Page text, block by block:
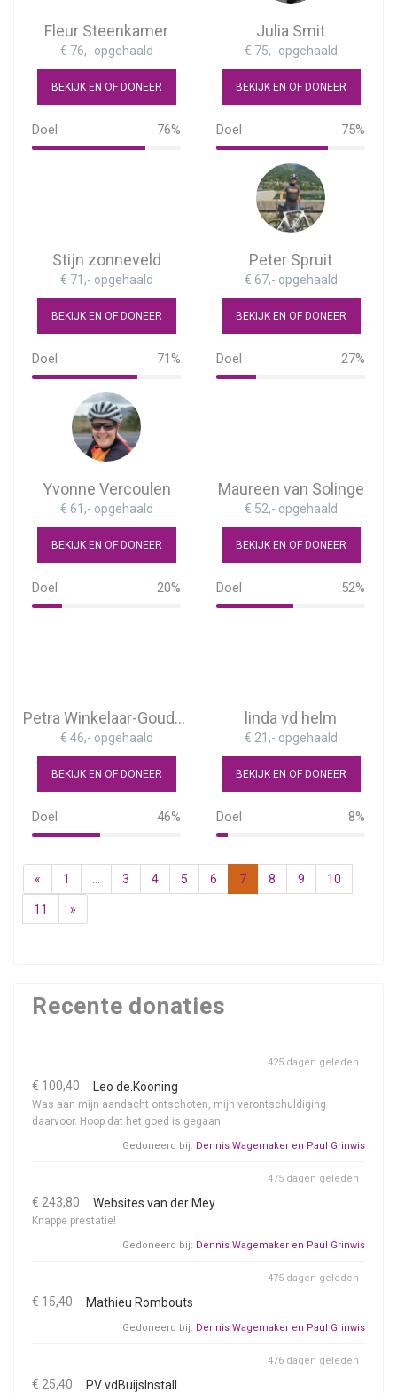
Fleur Steenkamer
€ 76,- opgehaald
BEKIJK EN OF DONEER
Doel 76%
76%
Julia Smit
€ 75,- opgehaald
BEKIJK EN OF DONEER
Doel 75%
75%
Stijn zonneveld
€ 71,- opgehaald
BEKIJK EN OF DONEER
Doel 71%
71%
Peter Spruit
€ 67,- opgehaald
BEKIJK EN OF DONEER
Doel 27%
27%
Yvonne Vercoulen
€ 61,- opgehaald
BEKIJK EN OF DONEER
Doel 20%
20%
Maureen van Solinge
€ 52,- opgehaald
BEKIJK EN OF DONEER
Doel 52%
52%
Petra Winkelaar-Goudswaard
€ 46,- opgehaald
BEKIJK EN OF DONEER
Doel 46%
46%
linda vd helm
€ 21,- opgehaald
BEKIJK EN OF DONEER
Doel 8%
8%
« 1 3 4 5 6 7 8 9 10
11 »
Recente donaties
€ 100,40 Leo de.Kooning
Was aan mijn aandacht ontschoten, mijn verontschuldiging
daarvoor. Hoop dat het goed is gegaan.
425 dagen geleden
Gedoneerd bij: Dennis Wagemaker en Paul Grinwis
€ 243,80 Websites van der Mey
Knappe prestatie!
475 dagen geleden
Gedoneerd bij: Dennis Wagemaker en Paul Grinwis
€ 15,40 Mathieu Rombouts
475 dagen geleden
Gedoneerd bij: Dennis Wagemaker en Paul Grinwis
€ 25,40 PV vdBuijsInstall
476 dagen geleden